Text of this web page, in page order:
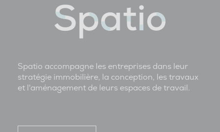
Spatio accompagne les entreprises dans leur
stratégie immobilière, la conception, les travaux
et l'aménagement de leurs espaces de travail.